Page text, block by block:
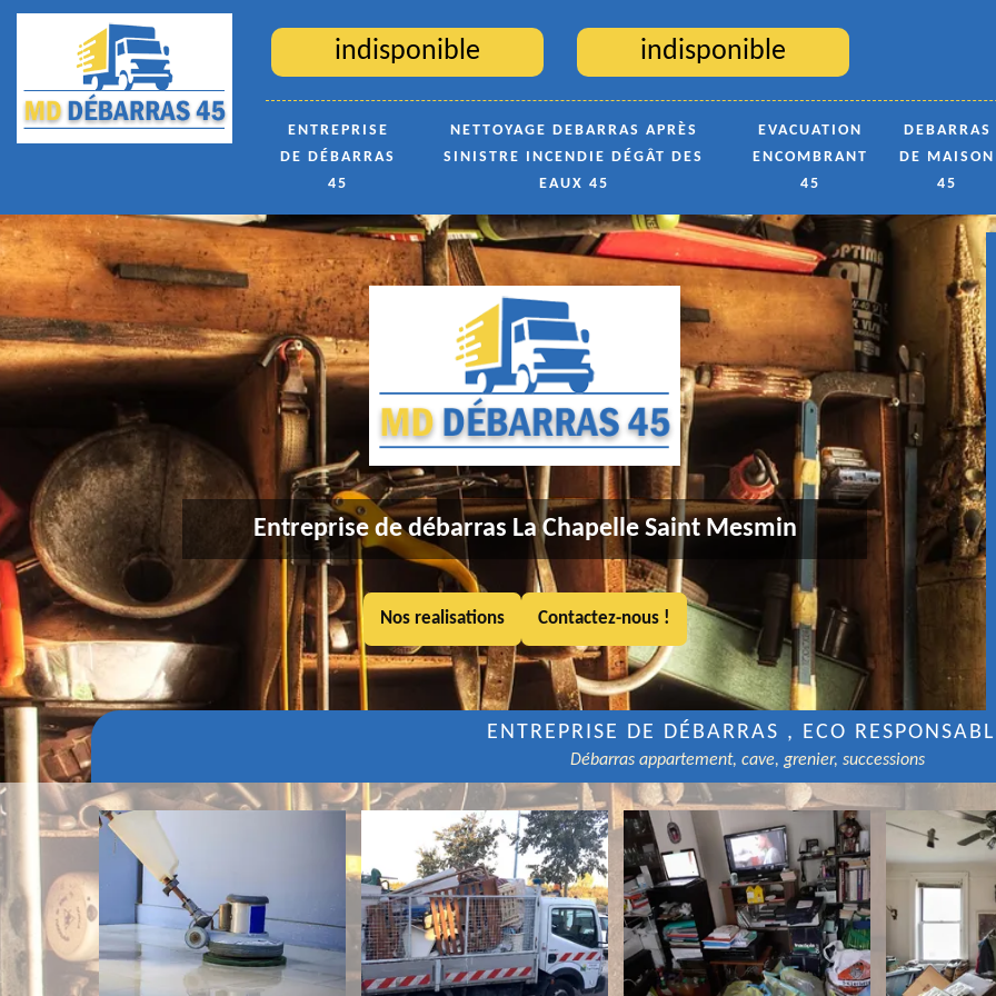
indisponible indisponible
ENTREPRISE
DE DÉBARRAS
45
NETTOYAGE DEBARRAS APRÈS
SINISTRE INCENDIE DÉGÂT DES
EAUX 45
EVACUATION
ENCOMBRANT
45
DEBARRAS
DE MAISON
45
Entreprise de débarras La Chapelle Saint Mesmin
Nos realisations Contactez-nous !
ENTREPRISE DE DÉBARRAS , ECO
Débarras appartement, cave, grenier, successions